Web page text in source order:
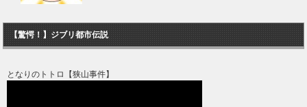
【驚愕！】ジブリ都市伝説
となりのトトロ【狭山事件】